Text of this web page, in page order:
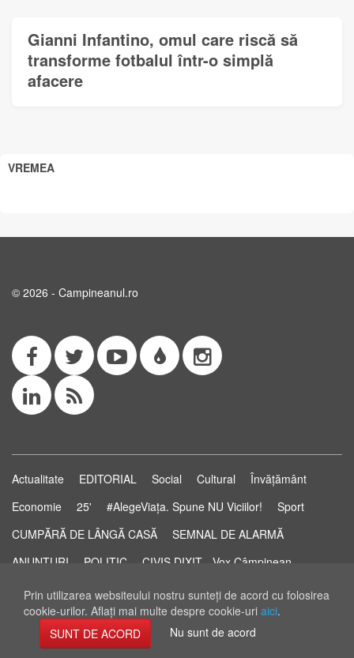
Prin utilizarea websiteului nostru sunteţi de acord cu folosirea
cookie-urilor. Aflaţi mai multe despre cookie-uri aici.
SUNT DE ACORD
Nu sunt de acord
Gianni Infantino, omul care riscă să
transforme fotbalul într-o simplă
afacere
VREMEA
© 2026 - Campineanul.ro
Actualitate EDITORIAL Social Cultural
Învățământ
Economie
25' #AlegeViața. Spune NU Viciilor!
Sport
CUMPĂRĂ DE LÂNGĂ CASĂ
SEMNAL DE ALARMĂ
ANUNȚURI
POLITIC
CIVIS DIXIT - Vox Câmpinean
Știri...să știi!
Pastila de Sănătate
STUDIO ELECTORAL
RSS Feed